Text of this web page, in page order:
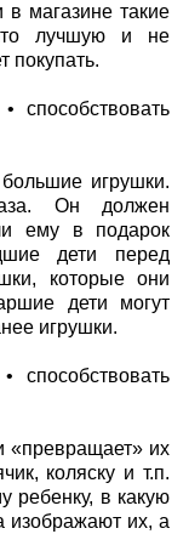
в магазине такие
лучшую и не
покупать.
способствовать
игрушки.
Он должен
ему в подарок
дети перед
которые они
дети могут
игрушки.
способствовать
«превращает» их
коляску и т.п.
ребенку, в какую
изображают их, а